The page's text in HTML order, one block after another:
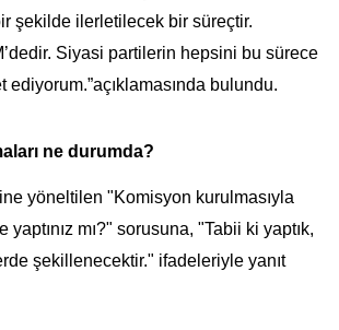
şekilde ilerletilecek bir süreçtir.
Siyasi partilerin hepsini bu sürece
ediyorum.”açıklamasında bulundu.
ne durumda?
yöneltilen "Komisyon kurulmasıyla
mı?" sorusuna, "Tabii ki yaptık,
şekillenecektir." ifadeleriyle yanıt